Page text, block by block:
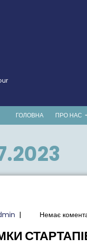
ГОЛОВНА ПРО НАС
admin
| Немає